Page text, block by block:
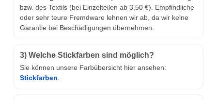
bzw. des Textils (bei Einzelteilen ab 3,50 €). Empfindliche
oder sehr teure Fremdware lehnen wir ab, da wir keine
Garantie bei Beschädigungen übernehmen.
3) Welche Stickfarben sind möglich?
Sie können unsere Farbübersicht hier ansehen:
Stickfarben